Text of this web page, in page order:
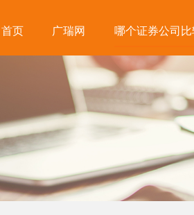
首页 广瑞网 哪个证券公司